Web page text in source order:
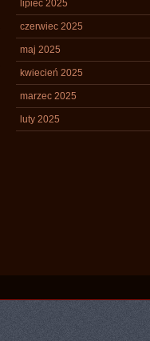
lipiec 2025
czerwiec 2025
maj 2025
kwiecień 2025
marzec 2025
luty 2025